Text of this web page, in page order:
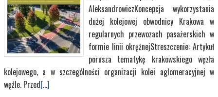
AleksandrowiczKoncepcja wykorzystania
dużej kolejowej obwodnicy Krakowa w
regularnych przewozach pasażerskich w
formie linii okrężnejStreszczenie: Artykuł
porusza tematykę krakowskiego węzła
kolejowego, a w szczególności organizacji kolei aglomeracyjnej w
węźle. Przed[...]